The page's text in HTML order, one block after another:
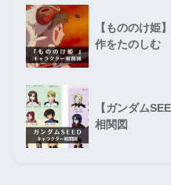
【もののけ姫
作をたのしむ
【ガンダム
相関図